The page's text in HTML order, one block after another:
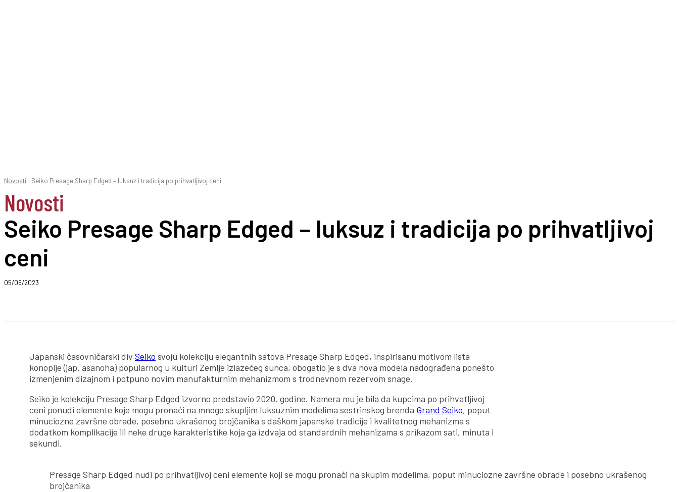
Novosti Seiko Presage Sharp Edged – luksuz i tradicija po prihvatljivoj ceni
Novosti
Seiko Presage Sharp Edged – luksuz i tradicija po prihvatljivoj
ceni
05/06/2023
Japanski časovničarski div Seiko svoju kolekciju elegantnih satova Presage Sharp Edged, inspirisanu motivom lista
konoplje (jap. asanoha) popularnog u kulturi Zemlje izlazećeg sunca, obogatio je s dva nova modela nadograđena ponešto
izmenjenim dizajnom i potpuno novim manufakturnim mehanizmom s trodnevnom rezervom snage.
Seiko je kolekciju Presage Sharp Edged izvorno predstavio 2020. godine. Namera mu je bila da kupcima po prihvatljivoj
ceni ponudi elemente koje mogu pronaći na mnogo skupljim luksuznim modelima sestrinskog brenda Grand Seiko, poput
minuciozne završne obrade, posebno ukrašenog brojčanika s daškom japanske tradicije i kvalitetnog mehanizma s
dodatkom komplikacije ili neke druge karakteristike koja ga izdvaja od standardnih mehanizama s prikazom sati, minuta i
sekundi.
Presage Sharp Edged nudi po prihvatljivoj ceni elemente koji se mogu pronaći na skupim modelima, poput minuciozne završne obrade i posebno ukrašenog
brojčanika